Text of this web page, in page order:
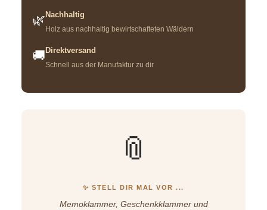
📎
✨ STELL DIR MAL VOR ...
Memoklammer, Geschenkklammer und
🌿 Nachhaltig
Holz aus nachhaltig bewirtschafteten Wäldern
🚚 Direktversand
Schnell aus der Manufaktur zu dir